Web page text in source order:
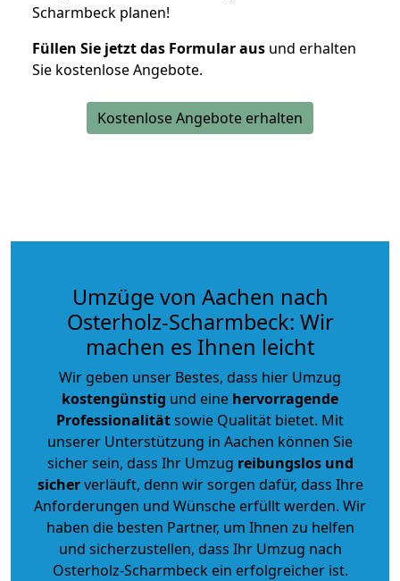
Scharmbeck planen!
Füllen Sie jetzt das Formular aus und erhalten
Sie kostenlose Angebote.
Kostenlose Angebote erhalten
Umzüge von Aachen nach
Osterholz-Scharmbeck: Wir
machen es Ihnen leicht
Wir geben unser Bestes, dass hier Umzug
kostengünstig und eine hervorragende
Professionalitätsowie Qualität bietet. Mit
unserer Unterstützung in Aachen können Sie
sicher sein, dass Ihr Umzug reibungslos und
sicherverläuft, denn wir sorgen dafür, dass Ihre
Anforderungen und Wünsche erfüllt werden. Wir
haben die besten Partner, um Ihnen zu helfen
und sicherzustellen, dass Ihr Umzug nach
Osterholz-Scharmbeck ein erfolgreicher ist.